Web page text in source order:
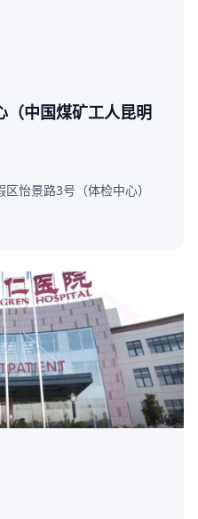
（中国煤矿工人昆明
怡景路3号（体检中心）